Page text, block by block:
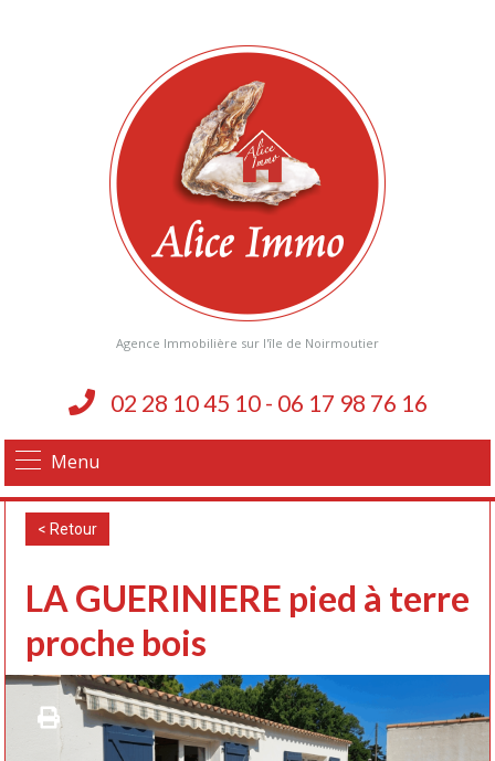
Agence Immobilière sur l'île de Noirmoutier
Menu
02 28 10 45 10 - 06 17 98 76 16
< Retour
LA GUERINIERE pied à terre
proche bois